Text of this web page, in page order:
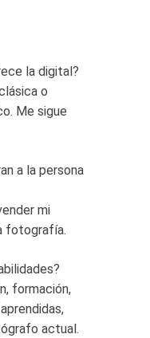
la digital?
o
Me sigue
a la persona
mi
fotografía.
formación,
actual.